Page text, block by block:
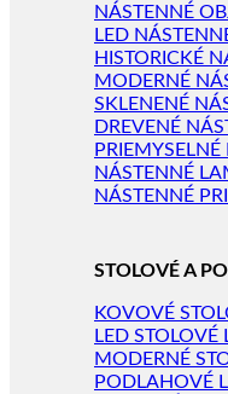
NÁSTENNÉ
LED
HISTORICKÉ
MODERNÉ
SKLENENÉ
DREVENÉ
NÁSTENNÉ
NÁSTENNÉ
STOLOVÉ A
KOVOVÉ
LED STOLOVÉ
MODERNÉ
PODLAHOVÉ